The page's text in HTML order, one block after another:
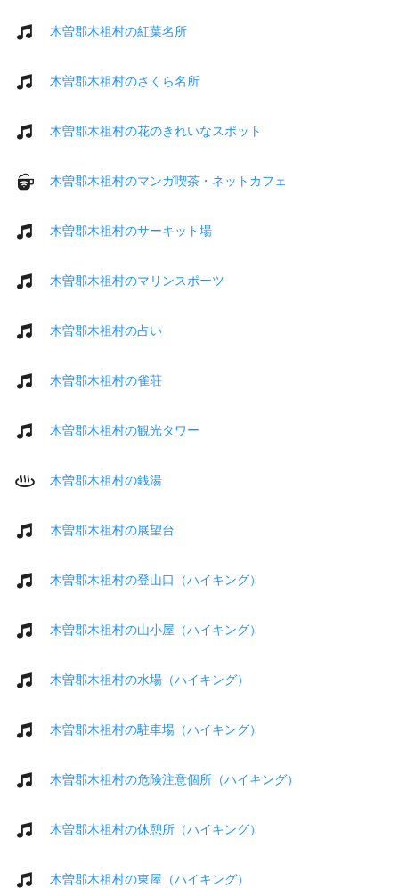
木曽郡木祖村の紅葉名所
木曽郡木祖村のさくら名所
木曽郡木祖村の花のきれいなスポット
木曽郡木祖村のマンガ喫茶・ネットカフェ
木曽郡木祖村のサーキット場
木曽郡木祖村のマリンスポーツ
木曽郡木祖村の占い
木曽郡木祖村の雀荘
木曽郡木祖村の観光タワー
木曽郡木祖村の銭湯
木曽郡木祖村の展望台
木曽郡木祖村の登山口（ハイキング）
木曽郡木祖村の山小屋（ハイキング）
木曽郡木祖村の水場（ハイキング）
木曽郡木祖村の駐車場（ハイキング）
木曽郡木祖村の危険注意個所（ハイキング）
木曽郡木祖村の休憩所（ハイキング）
木曽郡木祖村の東屋（ハイキング）